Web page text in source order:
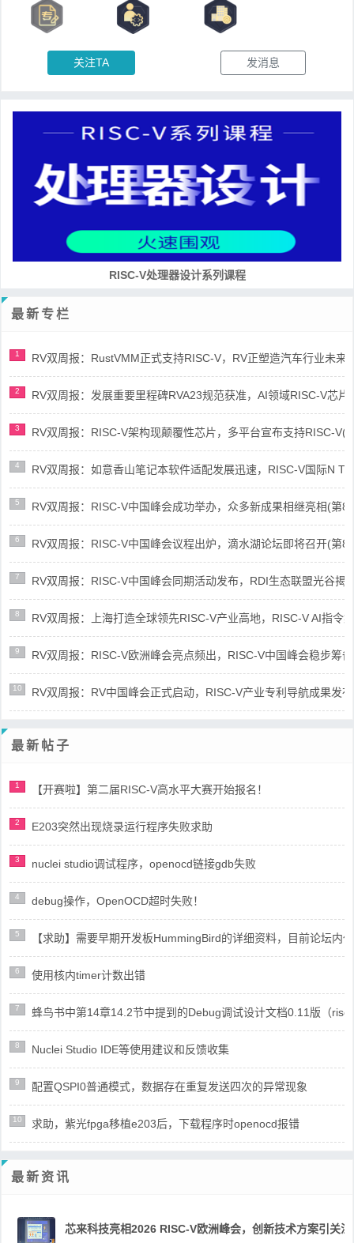
关注TA 发消息
RISC-V处理器设计系列课程
最新专栏
1 RV双周报：RustVMM正式支持RISC-V，RV正塑造汽车行业未来
2 RV双周报：发展重要里程碑RVA23规范获准，AI领域RISC-V芯
3 RV双周报：RISC-V架构现颠覆性芯片，多平台宣布支持RISC-V(
4 RV双周报：如意香山笔记本软件适配发展迅速，RISC-V国际N
5 RV双周报：RISC-V中国峰会成功举办，众多新成果相继亮相(第
6 RV双周报：RISC-V中国峰会议程出炉，滴水湖论坛即将召开(第
7 RV双周报：RISC-V中国峰会同期活动发布，RDI生态联盟光谷揭
8 RV双周报：上海打造全球领先RISC-V产业高地，RISC-V AI指令
9 RV双周报：RISC-V欧洲峰会亮点频出，RISC-V中国峰会稳步筹
10 RV双周报：RV中国峰会正式启动，RISC-V产业专利导航成果发
最新帖子
1 【开赛啦】第二届RISC-V高水平大赛开始报名！
2 E203突然出现烧录运行程序失败求助
3 nuclei studio调试程序，openocd链接gdb失败
4 debug操作，OpenOCD超时失败！
5 【求助】需要早期开发板HummingBird的详细资料，目前论坛内
6 使用核内timer计数出错
7 蜂鸟书中第14章14.2节中提到的Debug调试设计文档0.11版（
8 Nuclei Studio IDE等使用建议和反馈收集
9 配置QSPI0普通模式，数据存在重复发送四次的异常现象
10 求助，紫光fpga移植e203后，下载程序时openocd报错
最新资讯
芯来科技亮相2026 RISC-V欧洲峰会，创新技术方案引关注